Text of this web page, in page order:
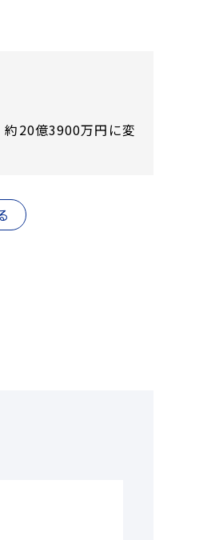
20億3900万円に変